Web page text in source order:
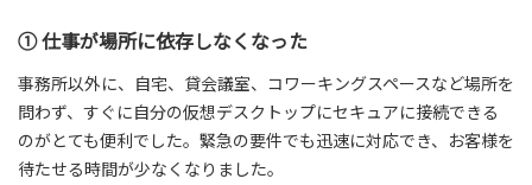
① 仕事が場所に依存しなくなった
事務所以外に、自宅、貸会議室、コワーキングスペースなど場所を
問わず、すぐに自分の仮想デスクトップにセキュアに接続できる
のがとても便利でした。緊急の要件でも迅速に対応でき、お客様を
待たせる時間が少なくなりました。